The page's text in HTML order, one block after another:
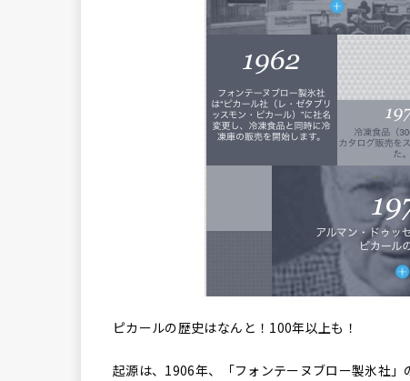
ピカールの歴史はなんと！100年以上も！
起源は、1906年、「フォンテーヌブロー製氷社」